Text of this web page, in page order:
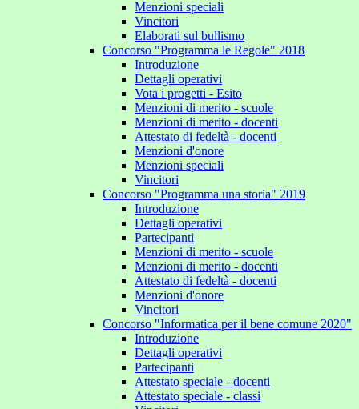
Menzioni speciali
Vincitori
Elaborati sul bullismo
Concorso "Programma le Regole" 2018
Introduzione
Dettagli operativi
Vota i progetti - Esito
Menzioni di merito - scuole
Menzioni di merito - docenti
Attestato di fedeltà - docenti
Menzioni d'onore
Menzioni speciali
Vincitori
Concorso "Programma una storia" 2019
Introduzione
Dettagli operativi
Partecipanti
Menzioni di merito - scuole
Menzioni di merito - docenti
Attestato di fedeltà - docenti
Menzioni d'onore
Vincitori
Concorso "Informatica per il bene comune 2020"
Introduzione
Dettagli operativi
Partecipanti
Attestato speciale - docenti
Attestato speciale - classi